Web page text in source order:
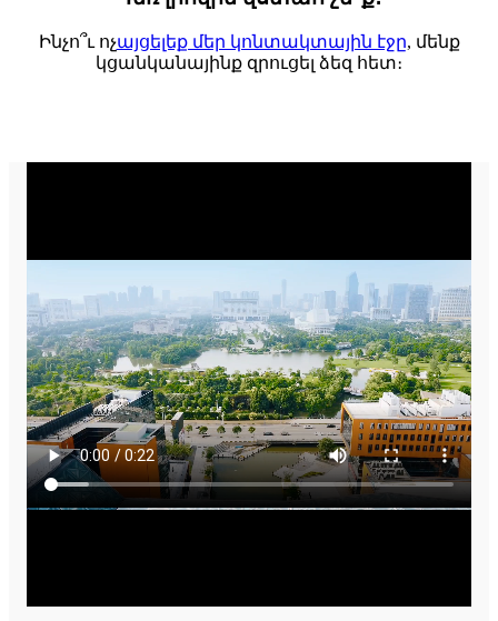
Ինչո՞ւ ոչայցելեք մեր կոնտակտային էջը, մենք
կցանկանայինք զրուցել ձեզ հետ։